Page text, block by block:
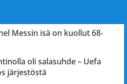
Messin isä on kuollut 68-
oli salasuhde – Uefa
järjestöstä